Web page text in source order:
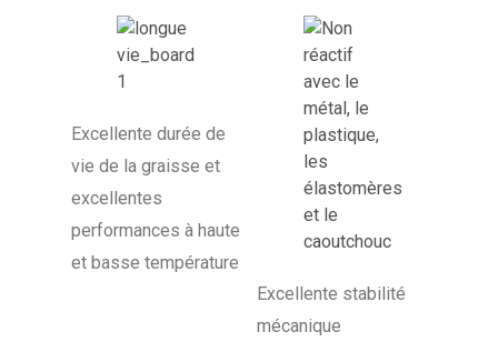
Excellente durée de
vie de la graisse et
excellentes
performances à haute
et basse température
Excellente stabilité
mécanique